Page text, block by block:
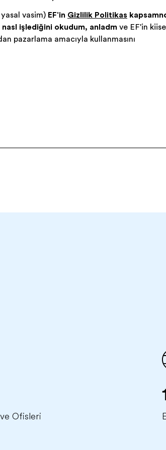
vasim) EF'in Gizlilik Politikası
işlediğini okudum, anladım ve EF'in
pazarlama amacıyla kullanmasını
Ofisleri